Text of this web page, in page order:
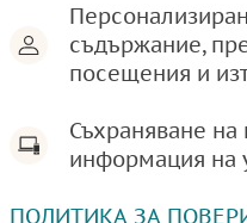
съдържание,
посещения и
Съхраняване
информация на
ПОЛИТИКА ЗА